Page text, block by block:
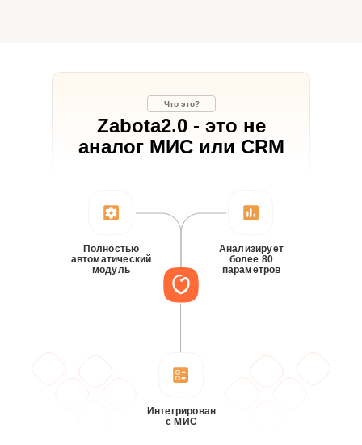
Zabota2.0 - это не
аналог МИС или CRM
Что это?
Полностью
автоматический
модуль
Анализирует
более 80
параметров
Интегрирован
с МИС